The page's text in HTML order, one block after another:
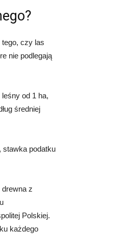
czy las
nie podlegają
leśny od 1 ha,
średniej
, stawka podatku
z
Polskiej.
każdego